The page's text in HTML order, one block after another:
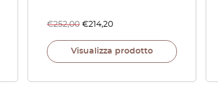
€252,00 €214,20
Visualizza prodotto